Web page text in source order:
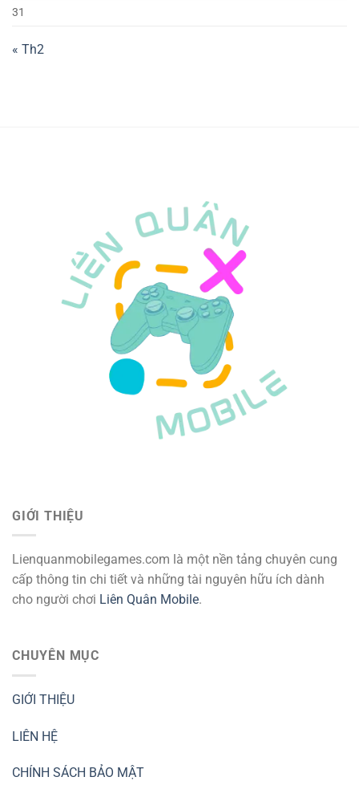
31
« Th2
GIỚI THIỆU
Lienquanmobilegames.com là một nền tảng chuyên cung
cấp thông tin chi tiết và những tài nguyên hữu ích dành
cho người chơi Liên Quân Mobile.
CHUYÊN MỤC
GIỚI THIỆU
LIÊN HỆ
CHÍNH SÁCH BẢO MẬT